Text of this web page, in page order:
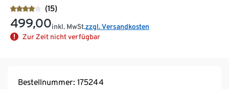
(15)
499,00inkl. MwSt.zzgl. Versandkosten
Zur Zeit nicht verfügbar
Bestellnummer: 175244